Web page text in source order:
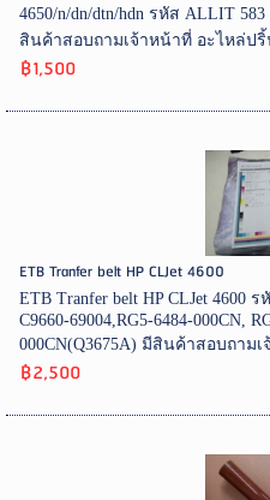
4650/n/dn/dtn/hdn รหัส ALLIT
สินค้าสอบถามเจ้าหน้าที่ อะไหล่ปริ้
฿1,500
ETB Tranfer belt HP CLJet 4600
ETB Tranfer belt HP CLJet 4600
C9660-69004,RG5-6484-000CN,
000CN(Q3675A) มีสินค้าสอบถาม
฿2,500